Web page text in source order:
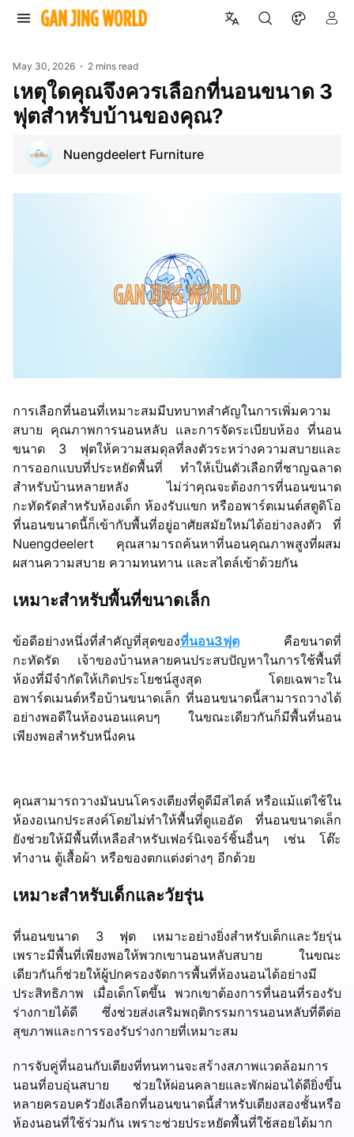
May 30, 2026 2 mins read
เหตุใดคุณจึงควรเลือกที่นอนขนาด 3
ฟุตสำหรับบ้านของคุณ?
Nuengdeelert Furniture
การเลือกที่นอนที่เหมาะสมมีบทบาทสำคัญในการเพิ่มความ
สบาย คุณภาพการนอนหลับ และการจัดระเบียบห้อง ที่นอน
ขนาด 3 ฟุตให้ความสมดุลที่ลงตัวระหว่างความสบายและ
การออกแบบที่ประหยัดพื้นที่ ทำให้เป็นตัวเลือกที่ชาญฉลาด
สำหรับบ้านหลายหลัง ไม่ว่าคุณจะต้องการที่นอนขนาด
กะทัดรัดสำหรับห้องเด็ก ห้องรับแขก หรืออพาร์ตเมนต์สตูดิโอ
ที่นอนขนาดนี้ก็เข้ากับพื้นที่อยู่อาศัยสมัยใหม่ได้อย่างลงตัว ที่
Nuengdeelert คุณสามารถค้นหาที่นอนคุณภาพสูงที่ผสม
ผสานความสบาย ความทนทาน และสไตล์เข้าด้วยกัน
เหมาะสำหรับพื้นที่ขนาดเล็ก
ข้อดีอย่างหนึ่งที่สำคัญที่สุดของที่นอน3ฟุต คือขนาดที่
กะทัดรัด เจ้าของบ้านหลายคนประสบปัญหาในการใช้พื้นที่
ห้องที่มีจำกัดให้เกิดประโยชน์สูงสุด โดยเฉพาะใน
อพาร์ตเมนต์หรือบ้านขนาดเล็ก ที่นอนขนาดนี้สามารถวางได้
อย่างพอดีในห้องนอนแคบๆ ในขณะเดียวกันก็มีพื้นที่นอน
เพียงพอสำหรับหนึ่งคน
คุณสามารถวางมันบนโครงเตียงที่ดูดีมีสไตล์ หรือแม้แต่ใช้ใน
ห้องอเนกประสงค์โดยไม่ทำให้พื้นที่ดูแออัด ที่นอนขนาดเล็ก
ยังช่วยให้มีพื้นที่เหลือสำหรับเฟอร์นิเจอร์ชิ้นอื่นๆ เช่น โต๊ะ
ทำงาน ตู้เสื้อผ้า หรือของตกแต่งต่างๆ อีกด้วย
เหมาะสำหรับเด็กและวัยรุ่น
ที่นอนขนาด 3 ฟุต เหมาะอย่างยิ่งสำหรับเด็กและวัยรุ่น
เพราะมีพื้นที่เพียงพอให้พวกเขานอนหลับสบาย ในขณะ
เดียวกันก็ช่วยให้ผู้ปกครองจัดการพื้นที่ห้องนอนได้อย่างมี
ประสิทธิภาพ เมื่อเด็กโตขึ้น พวกเขาต้องการที่นอนที่รองรับ
ร่างกายได้ดี ซึ่งช่วยส่งเสริมพฤติกรรมการนอนหลับที่ดีต่อ
สุขภาพและการรองรับร่างกายที่เหมาะสม
การจับคู่ที่นอนกับเตียงที่ทนทานจะสร้างสภาพแวดล้อมการ
นอนที่อบอุ่นสบาย ช่วยให้ผ่อนคลายและพักผ่อนได้ดียิ่งขึ้น
หลายครอบครัวยังเลือกที่นอนขนาดนี้สำหรับเตียงสองชั้นหรือ
ห้องนอนที่ใช้ร่วมกัน เพราะช่วยประหยัดพื้นที่ใช้สอยได้มาก